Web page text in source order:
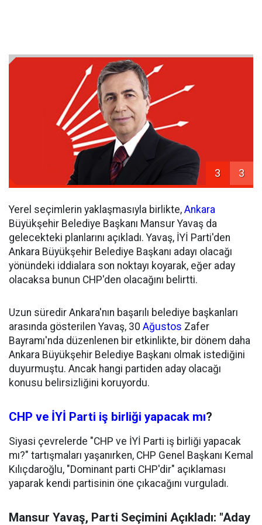
3 3
Yerel seçimlerin yaklaşmasıyla birlikte, Ankara
Büyükşehir Belediye Başkanı Mansur Yavaş da
gelecekteki planlarını açıkladı. Yavaş, İYİ Parti'den
Ankara Büyükşehir Belediye Başkanı adayı olacağı
yönündeki iddialara son noktayı koyarak, eğer aday
olacaksa bunun CHP'den olacağını belirtti.
Uzun süredir Ankara'nın başarılı belediye başkanları
arasında gösterilen Yavaş, 30 Ağustos Zafer
Bayramı'nda düzenlenen bir etkinlikte, bir dönem daha
Ankara Büyükşehir Belediye Başkanı olmak istediğini
duyurmuştu. Ancak hangi partiden aday olacağı
konusu belirsizliğini koruyordu.
CHP ve İYİ Parti iş birliği yapacak mı?
Siyasi çevrelerde "CHP ve İYİ Parti iş birliği yapacak
mı?" tartışmaları yaşanırken, CHP Genel Başkanı Kemal
Kılıçdaroğlu, "Dominant parti CHP'dir" açıklaması
yaparak kendi partisinin öne çıkacağını vurguladı.
Mansur Yavaş, Parti Seçimini Açıkladı: "Aday